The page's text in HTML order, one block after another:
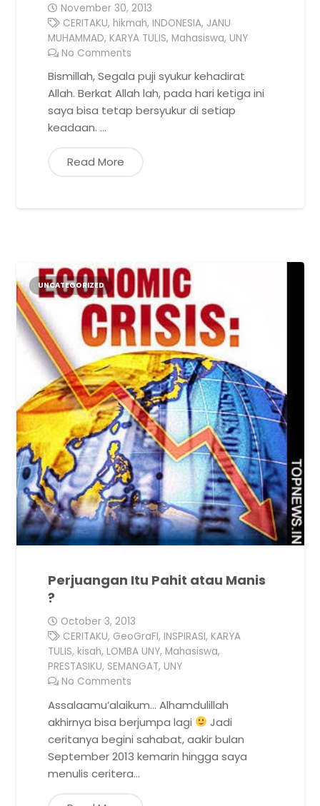
November 30, 2013
CERITAKU, hikmah, INDONESIA, JANU
MUHAMMAD, KARYA TULIS, Mahasiswa, UNY
No Comments
Bismillah, Segala puji syukur kehadirat
Allah. Berkat Allah lah, pada hari ketiga ini
saya bisa tetap bersyukur di setiap
keadaan. …
Read More
UNCATEGORIZED
Perjuangan Itu Pahit atau Manis
?
October 3, 2013
CERITAKU, GeoGraFI, INSPIRASI, KARYA
TULIS, kisah, LOMBA UNY, Mahasiswa,
PRESTASIKU, SEMANGAT, UNY
No Comments
Assalaamu’alaikum… Alhamdulillah
akhirnya bisa berjumpa lagi
Jadi
ceritanya begini sahabat, aakir bulan
September 2013 kemarin hingga saya
menulis ceritera…